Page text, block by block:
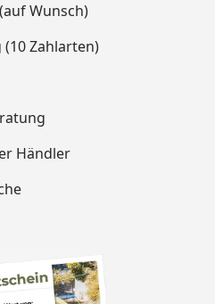
Wunsch)
Zahlarten)
Händler